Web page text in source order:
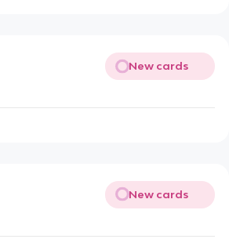
New cards
New cards